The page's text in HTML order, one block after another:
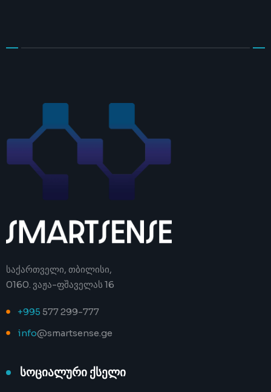
საქართველი, თბილისი,
0160. ვაჟა-ფშაველას 16
+995 577 299-777
info@smartsense.ge
სოციალური ქსელი